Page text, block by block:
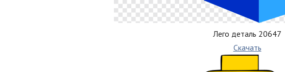
Лего деталь 20647
Скачать